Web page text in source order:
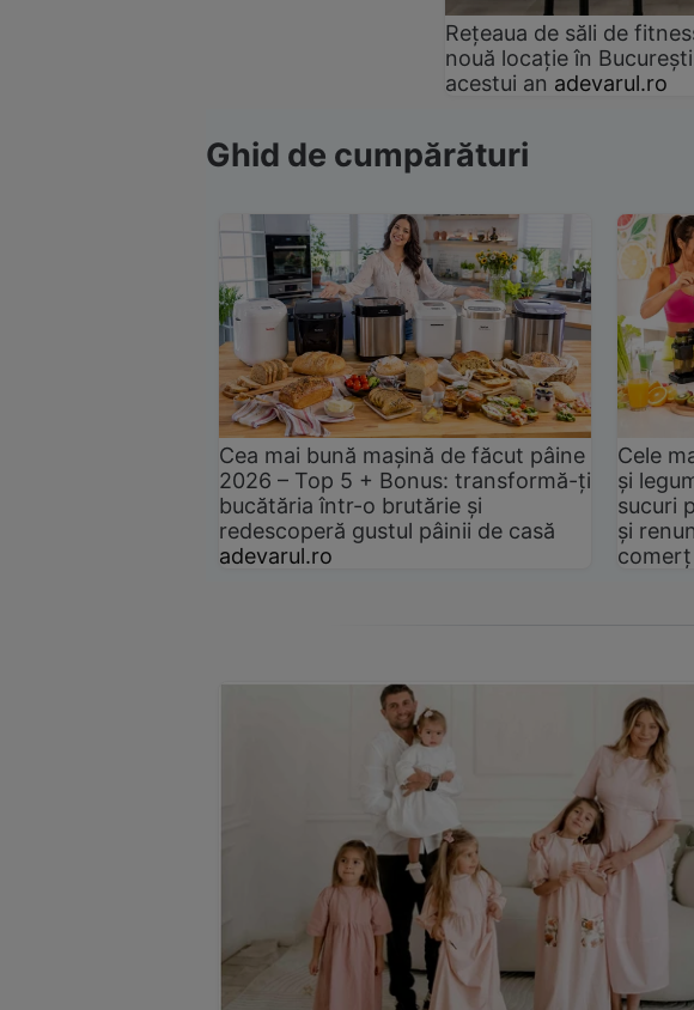
Rețeaua de săli de
nouă locație în
acestui an adevarul.ro
Ghid de cumpărături
Cea mai bună mașină de făcut pâine
2026 – Top 5 + Bonus: transformă-ți
bucătăria într-o brutărie și
redescoperă gustul pâinii de casă
adevarul.ro
Cele
și
sucuri
și
comerț